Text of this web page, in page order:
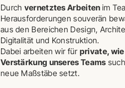
Durch vernetztes Arbeiten im
Herausforderungen souverän
aus den Bereichen Design,
Digitalität und Konstruktion.
Dabei arbeiten wir für private,
Verstärkung unseres Teams
neue Maßstäbe setzt.